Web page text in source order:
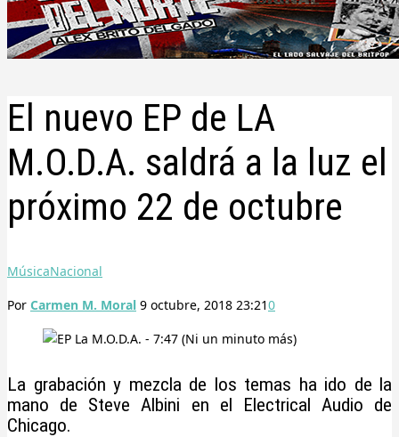
El nuevo EP de LA
M.O.D.A. saldrá a la luz el
próximo 22 de octubre
MúsicaNacional
Por Carmen M. Moral 9 octubre, 2018 23:210
La grabación y mezcla de los temas ha ido de la
mano de Steve Albini en el Electrical Audio de
Chicago.